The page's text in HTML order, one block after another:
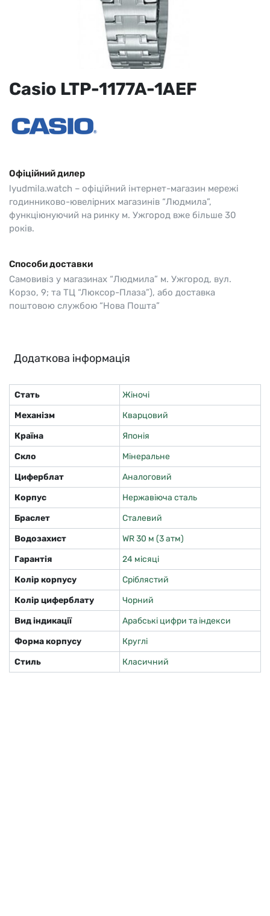
Casio LTP-1177A-1AEF
Офіційний дилер
lyudmila.watch – офіційний інтернет-магазин мережі
годинниково-ювелірних магазинів “Людмила”,
функціюнуючий на ринку м. Ужгород вже більше 30
років.
Способи доставки
Самовивіз у магазинах “Людмила” м. Ужгород, вул.
Корзо, 9; та ТЦ “Люксор-Плаза”), або доставка
поштовою службою “Нова Пошта”
Додаткова інформація
Стать
Жіночі
Механізм
Кварцовий
Країна
Японія
Скло
Мінеральне
Циферблат
Аналоговий
Корпус
Нержавіюча сталь
Браслет
Сталевий
Водозахист
WR 30 м (3 атм)
Гарантія
24 місяці
Колір корпусу
Сріблястий
Колір циферблату
Чорний
Вид індикації
Арабські цифри та індекси
Форма корпусу
Круглі
Стиль
Класичний